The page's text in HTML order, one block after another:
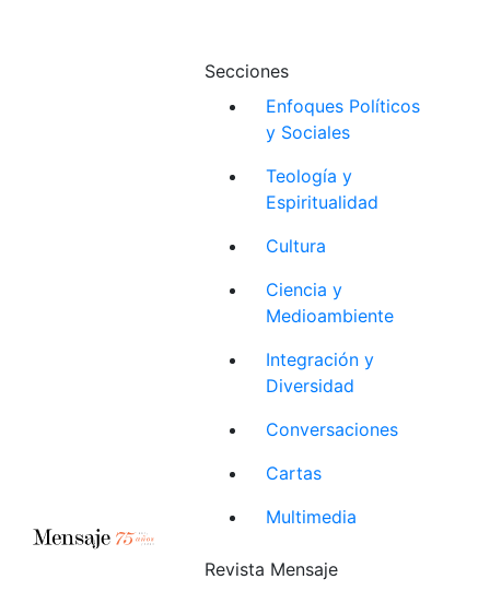
Secciones
Enfoques Políticos
y Sociales
Teología y
Espiritualidad
Cultura
Ciencia y
Medioambiente
Integración y
Diversidad
Conversaciones
Cartas
Multimedia
Revista Mensaje